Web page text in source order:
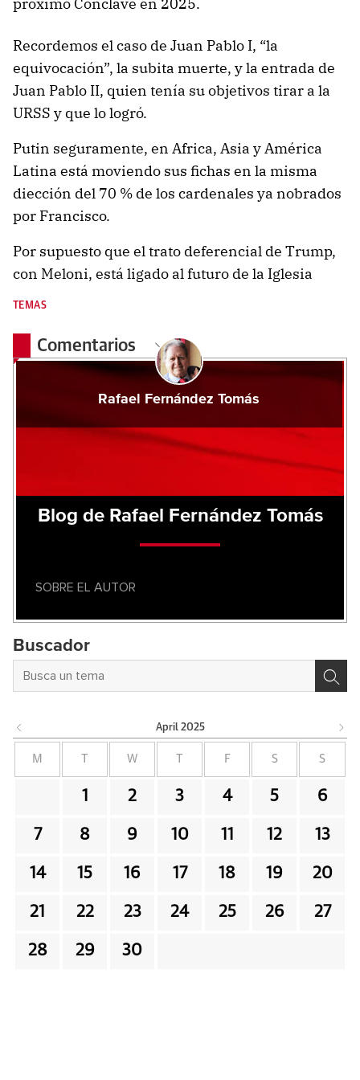
Recordemos el caso de Juan Pablo I, “la
equivocación”, la subita muerte, y la entrada de
Juan Pablo II, quien tenía su objetivos tirar a la
URSS y que lo logró.
Putin seguramente, en Africa, Asia y América
Latina está moviendo sus fichas en la misma
diección del 70 % de los cardenales ya nobrados
por Francisco.
Por supuesto que el trato deferencial de Trump,
con Meloni, está ligado al futuro de la Iglesia
TEMAS
Comentarios
Rafael Fernández Tomás
Blog de Rafael Fernández Tomás
SOBRE EL AUTOR
Buscador
April 2025
M W F S S
1 2 3 4 5 6
7 8 9 10 11 12 13
14 15 16 17 18 19 20
21 22 23 24 25 26 27
28 29 30